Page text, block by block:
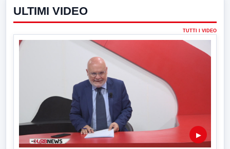
ULTIMI VIDEO
TUTTI I VIDEO
▶